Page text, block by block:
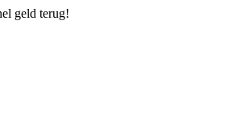
geld terug!